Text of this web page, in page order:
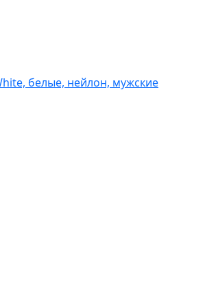
белые, нейлон, мужские